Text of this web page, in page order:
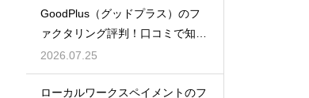
GoodPlus（グッドプラス）のフ
ァクタリング評判！口コミで知る
魅力
2026.07.25
ローカルワークスペイメントのフ